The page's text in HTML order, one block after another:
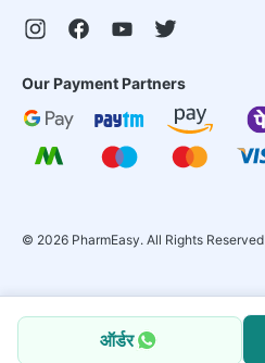
ऑर्डर
Our Payment Partners
© 2026 PharmEasy. All Rights Reserved